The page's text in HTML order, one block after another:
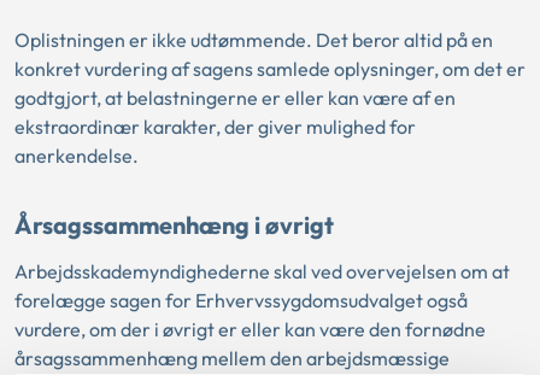
Oplistningen er ikke udtømmende. Det beror altid på en
konkret vurdering af sagens samlede oplysninger, om det er
godtgjort, at belastningerne er eller kan være af en
ekstraordinær karakter, der giver mulighed for
anerkendelse.
Årsagssammenhæng i øvrigt
Arbejdsskademyndighederne skal ved overvejelsen om at
forelægge sagen for Erhvervssygdomsudvalget også
vurdere, om der i øvrigt er eller kan være den fornødne
årsagssammenhæng mellem den arbejdsmæssige